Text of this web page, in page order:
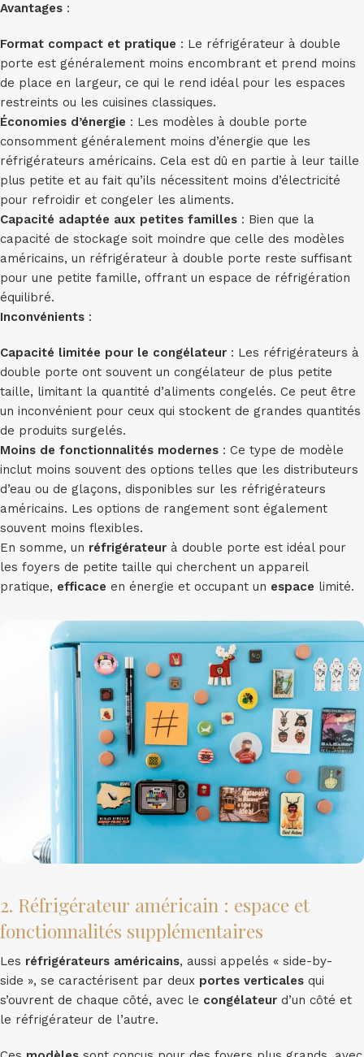
Avantages :
Format compact et pratique : Le réfrigérateur à double
porte est généralement moins encombrant et prend moins
de place en largeur, ce qui le rend idéal pour les espaces
restreints ou les cuisines classiques.
Économies d’énergie : Les modèles à double porte
consomment généralement moins d’énergie que les
réfrigérateurs américains. Cela est dû en partie à leur taille
plus petite et au fait qu’ils nécessitent moins d’électricité
pour refroidir et congeler les aliments.
Capacité adaptée aux petites familles : Bien que la
capacité de stockage soit moindre que celle des modèles
américains, un réfrigérateur à double porte reste suffisant
pour une petite famille, offrant un espace de réfrigération
équilibré.
Inconvénients :
Capacité limitée pour le congélateur : Les réfrigérateurs à
double porte ont souvent un congélateur de plus petite
taille, limitant la quantité d’aliments congelés. Ce peut être
un inconvénient pour ceux qui stockent de grandes quantités
de produits surgelés.
Moins de fonctionnalités modernes : Ce type de modèle
inclut moins souvent des options telles que les distributeurs
d’eau ou de glaçons, disponibles sur les réfrigérateurs
américains. Les options de rangement sont également
souvent moins flexibles.
En somme, un réfrigérateur à double porte est idéal pour
les foyers de petite taille qui cherchent un appareil
pratique, efficace en énergie et occupant un espace limité.
2. Réfrigérateur américain : espace et
fonctionnalités supplémentaires
Les réfrigérateurs américains, aussi appelés « side-by-
side », se caractérisent par deux portes verticales qui
s’ouvrent de chaque côté, avec le congélateur d’un côté et
le réfrigérateur de l’autre.